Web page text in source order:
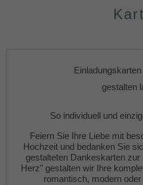
gestalten
So individuell und
Feiern Sie Ihre Liebe mit
Hochzeit und bedanken Sie
gestalteten Dankeskarten zur
Herz" gestalten wir Ihre
romantisch, modern